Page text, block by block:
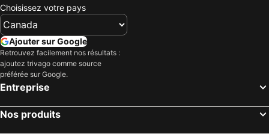
Choisissez votre pays
Ajouter sur Google
Retrouvez facilement nos résultats :
ajoutez trivago comme source
préférée sur Google.
Entreprise
Nos produits